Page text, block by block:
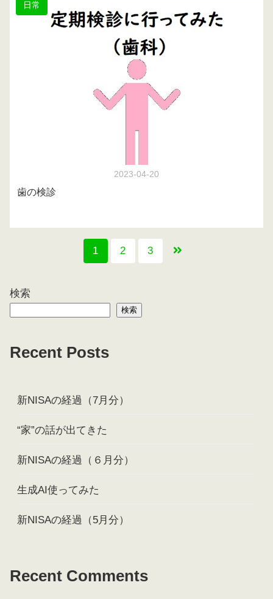
日常
2023-04-20
歯の検診
1 2 3
検索
検索
Recent Posts
新NISAの経過（7月分）
“家”の話が出てきた
新NISAの経過（６月分）
生成AI使ってみた
新NISAの経過（5月分）
Recent Comments